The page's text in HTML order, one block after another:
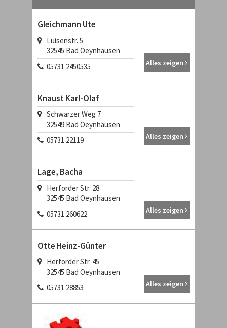
Gleichmann Ute
Luisenstr. 5
32545 Bad Oeynhausen
05731 2450535
Alles zeigen
Knaust Karl-Olaf
Schwarzer Weg 7
32549 Bad Oeynhausen
05731 22119
Alles zeigen
Lage, Bacha
Herforder Str. 28
32545 Bad Oeynhausen
05731 260622
Alles zeigen
Otte Heinz-Günter
Herforder Str. 45
32545 Bad Oeynhausen
05731 28853
Alles zeigen